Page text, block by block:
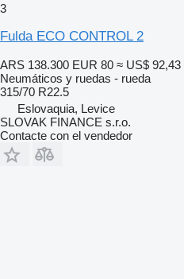
3
Fulda ECO CONTROL 2
ARS 138.300 EUR 80 ≈ US$ 92,43
Neumáticos y ruedas - rueda
315/70 R22.5
Eslovaquia, Levice
SLOVAK FINANCE s.r.o.
Contacte con el vendedor